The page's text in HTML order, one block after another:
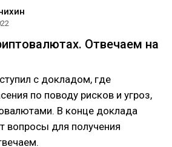
Отвечаем на
с докладом, где
по поводу рисков и угроз,
В конце доклада
вопросы для получения